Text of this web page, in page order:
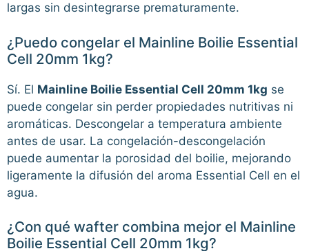
largas sin desintegrarse prematuramente.
¿Puedo congelar el Mainline Boilie Essential
Cell 20mm 1kg?
Sí. El Mainline Boilie Essential Cell 20mm 1kg se
puede congelar sin perder propiedades nutritivas ni
aromáticas. Descongelar a temperatura ambiente
antes de usar. La congelación-descongelación
puede aumentar la porosidad del boilie, mejorando
ligeramente la difusión del aroma Essential Cell en el
agua.
¿Con qué wafter combina mejor el Mainline
Boilie Essential Cell 20mm 1kg?